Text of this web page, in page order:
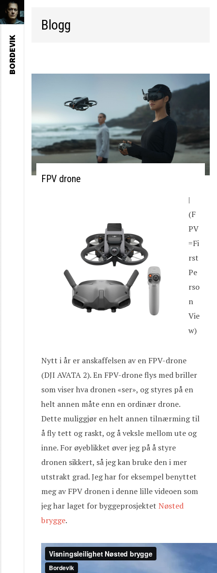
Blogg
FPV drone
|
(F
PV
=Fi
rst
Pe
rso
n
Vie
w)
Nytt i år er anskaffelsen av en FPV-drone
(DJI AVATA 2). En FPV-drone flys med briller
som viser hva dronen «ser», og styres på en
helt annen måte enn en ordinær drone.
Dette muliggjør en helt annen tilnærming til
å fly tett og raskt, og å veksle mellom ute og
inne. For øyeblikket øver jeg på å styre
dronen sikkert, så jeg kan bruke den i mer
utstrakt grad. Jeg har for eksempel benyttet
meg av FPV dronen i denne lille videoen som
jeg har laget for byggeprosjektet Nøsted
brygge.
BORDEVIK